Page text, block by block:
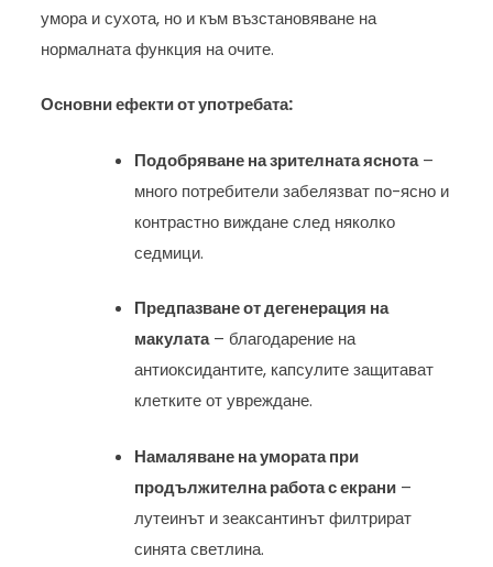
умора и сухота, но и към възстановяване на
нормалната функция на очите.
Основни ефекти от употребата:
Подобряване на зрителната яснота–
много потребители забелязват по-ясно и
контрастно виждане след няколко
седмици.
Предпазване от дегенерация на
макулата– благодарение на
антиоксидантите, капсулите защитават
клетките от увреждане.
Намаляване на умората при
продължителна работа с екрани –
лутеинът и зеаксантинът филтрират
синята светлина.